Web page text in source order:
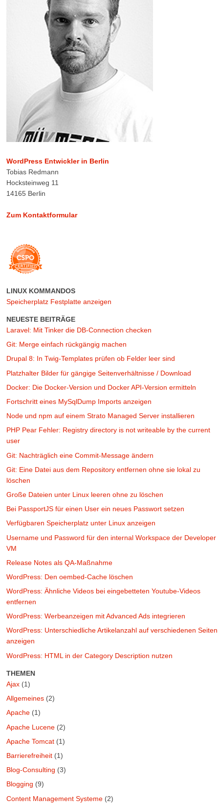
WordPress Entwickler in Berlin
Tobias Redmann
Hocksteinweg 11
14165 Berlin
Zum Kontaktformular
LINUX KOMMANDOS
Speicherplatz Festplatte anzeigen
NEUESTE BEITRÄGE
Laravel: Mit Tinker die DB-Connection checken
Git: Merge einfach rückgängig machen
Drupal 8: In Twig-Templates prüfen ob Felder leer sind
Platzhalter Bilder für gängige Seitenverhältnisse / Download
Docker: Die Docker-Version und Docker API-Version ermitteln
Fortschritt eines MySqlDump Imports anzeigen
Node und npm auf einem Strato Managed Server installieren
PHP Pear Fehler: Registry directory is not writeable by the current
user
Git: Nachträglich eine Commit-Message ändern
Git: Eine Datei aus dem Repository entfernen ohne sie lokal zu
löschen
Große Dateien unter Linux leeren ohne zu löschen
Bei PassportJS für einen User ein neues Passwort setzen
Verfügbaren Speicherplatz unter Linux anzeigen
Username und Password für den internal Workspace der Developer
VM
Release Notes als QA-Maßnahme
WordPress: Den oembed-Cache löschen
WordPress: Ähnliche Videos bei eingebetteten Youtube-Videos
entfernen
WordPress: Werbeanzeigen mit Advanced Ads integrieren
WordPress: Unterschiedliche Artikelanzahl auf verschiedenen Seiten
anzeigen
WordPress: HTML in der Category Description nutzen
THEMEN
Ajax (1)
Allgemeines (2)
Apache (1)
Apache Lucene (2)
Apache Tomcat (1)
Barrierefreiheit (1)
Blog-Consulting (3)
Blogging (9)
Content Management Systeme (2)